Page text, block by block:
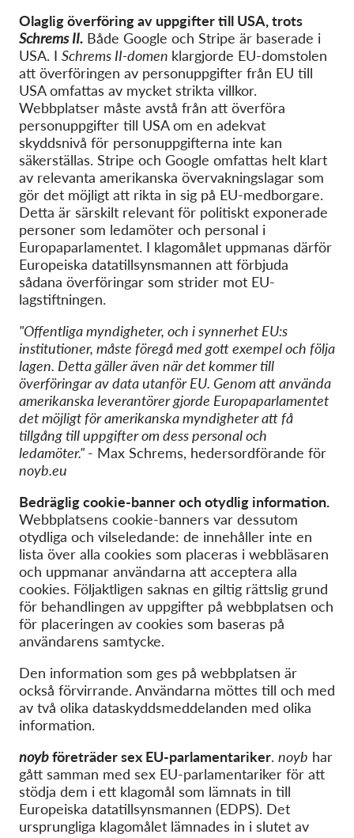
Olaglig överföring av uppgifter till USA, trots
Schrems II. Både Google och Stripe är baserade i
USA. I Schrems II-domen klargjorde EU-domstolen
att överföringen av personuppgifter från EU till
USA omfattas av mycket strikta villkor.
Webbplatser måste avstå från att överföra
personuppgifter till USA om en adekvat
skyddsnivå för personuppgifterna inte kan
säkerställas. Stripe och Google omfattas helt klart
av relevanta amerikanska övervakningslagar som
gör det möjligt att rikta in sig på EU-medborgare.
Detta är särskilt relevant för politiskt exponerade
personer som ledamöter och personal i
Europaparlamentet. I klagomålet uppmanas därför
Europeiska datatillsynsmannen att förbjuda
sådana överföringar som strider mot EU-
lagstiftningen.
"Offentliga myndigheter, och i synnerhet EU:s
institutioner, måste föregå med gott exempel och följa
lagen. Detta gäller även när det kommer till
överföringar av data utanför EU. Genom att använda
amerikanska leverantörer gjorde Europaparlamentet
det möjligt för amerikanska myndigheter att få
tillgång till uppgifter om dess personal och
ledamöter." - Max Schrems, hedersordförande för
noyb.eu
Bedräglig cookie-banner och otydlig information.
Webbplatsens cookie-banners var dessutom
otydliga och vilseledande: de innehåller inte en
lista över alla cookies som placeras i webbläsaren
och uppmanar användarna att acceptera alla
cookies. Följaktligen saknas en giltig rättslig grund
för behandlingen av uppgifter på webbplatsen och
för placeringen av cookies som baseras på
användarens samtycke.
Den information som ges på webbplatsen är
också förvirrande. Användarna möttes till och med
av två olika dataskyddsmeddelanden med olika
information.
noybföreträder sex EU-parlamentariker. noyb har
gått samman med sex EU-parlamentariker för att
stödja dem i ett klagomål som lämnats in till
Europeiska datatillsynsmannen (EDPS). Det
ursprungliga klagomålet lämnades in i slutet av